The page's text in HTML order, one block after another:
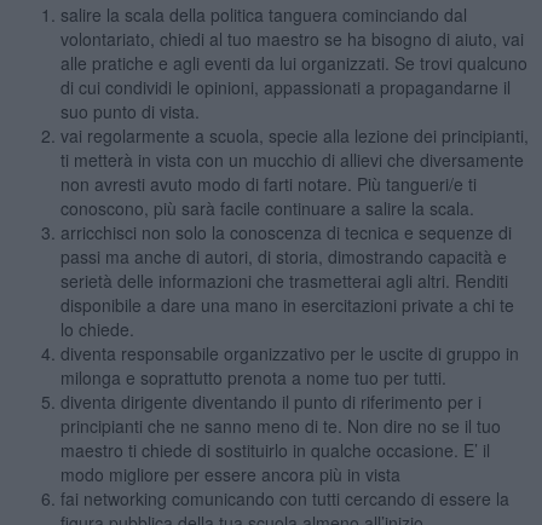
salire la scala della politica tanguera cominciando dal
volontariato, chiedi al tuo maestro se ha bisogno di aiuto, vai
alle pratiche e agli eventi da lui organizzati. Se trovi qualcuno
di cui condividi le opinioni, appassionati a propagandarne il
suo punto di vista.
vai regolarmente a scuola, specie alla lezione dei principianti,
ti metterà in vista con un mucchio di allievi che diversamente
non avresti avuto modo di farti notare. Più tangueri/e ti
conoscono, più sarà facile continuare a salire la scala.
arricchisci non solo la conoscenza di tecnica e sequenze di
passi ma anche di autori, di storia, dimostrando capacità e
serietà delle informazioni che trasmetterai agli altri. Renditi
disponibile a dare una mano in esercitazioni private a chi te
lo chiede.
diventa responsabile organizzativo per le uscite di gruppo in
milonga e soprattutto prenota a nome tuo per tutti.
diventa dirigente diventando il punto di riferimento per i
principianti che ne sanno meno di te. Non dire no se il tuo
maestro ti chiede di sostituirlo in qualche occasione. E’ il
modo migliore per essere ancora più in vista
fai networking comunicando con tutti cercando di essere la